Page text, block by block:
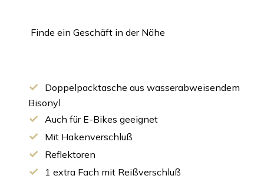
Finde ein Geschäft in der Nähe
Doppelpacktasche aus wasserabweisendem
Bisonyl
Auch für E-Bikes geeignet
Mit Hakenverschluß
Reflektoren
1 extra Fach mit Reißverschluß